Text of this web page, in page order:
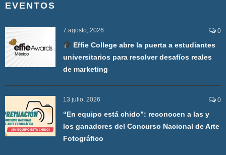
EVENTOS
7 agosto, 2026 0
Effie College abre la puerta a estudiantes
universitarios para resolver desafíos reales
de marketing
13 julio, 2026 0
“En equipo está chido”: reconocen a las y
los ganadores del Concurso Nacional de Arte
Fotográfico